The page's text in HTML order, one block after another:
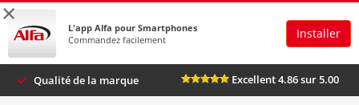
×
L'app Alfa pour Smartphones
Commandez facilement
Installer
Qualité de la marque Excellent 4.86 sur 5.00